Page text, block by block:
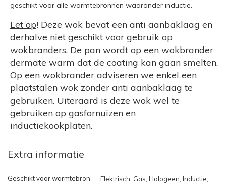
geschikt voor alle warmtebronnen waaronder inductie.
Let op! Deze wok bevat een anti aanbaklaag en
derhalve niet geschikt voor gebruik op
wokbranders. De pan wordt op een wokbrander
dermate warm dat de coating kan gaan smelten.
Op een wokbrander adviseren we enkel een
plaatstalen wok zonder anti aanbaklaag te
gebruiken. Uiteraard is deze wok wel te
gebruiken op gasfornuizen en
inductiekookplaten.
Extra informatie
Geschikt voor warmtebron
Elektrisch, Gas, Halogeen, Inductie,